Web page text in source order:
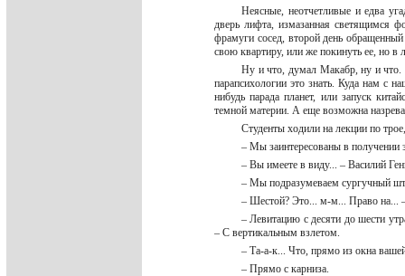
Неясные, неотчетливые и едва
дверь лифта, измазанная светящимся
фрамуги сосед, второй день
свою квартиру, или же покинуть ее, но
Ну и что, думал Макабр, ну и что.
парапсихологии это знать. Куда нам с
нибудь парада планет, или запуск
темной материи. А еще возможна
Студенты ходили на лекции по
– Мы заинтересованы в
– Вы имеете в виду... – Василий
– Мы подразумеваем сургучный
– Шестой? Это... м-м... Право на...
– Левитацию с десяти до шести
– С вертикальным взлетом.
– Та-а-к... Что, прямо из окна
– Прямо с карниза.